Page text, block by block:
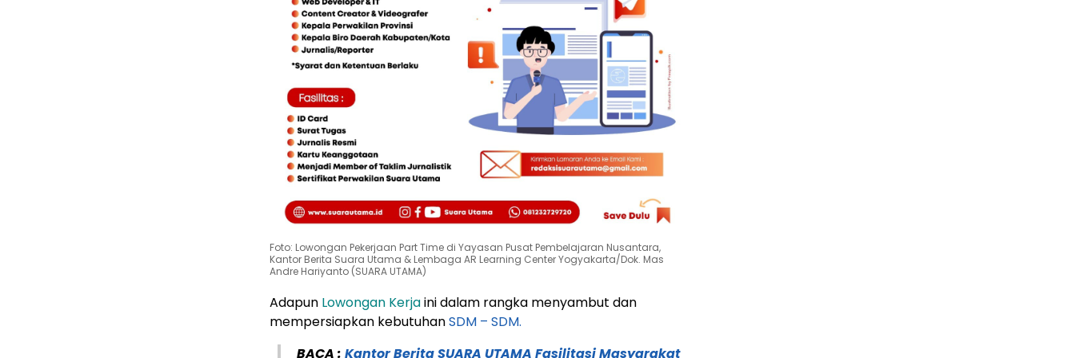
Foto: Lowongan Pekerjaan Part Time di Yayasan Pusat Pembelajaran Nusantara,
Kantor Berita Suara Utama & Lembaga AR Learning Center Yogyakarta/Dok. Mas
Andre Hariyanto (SUARA UTAMA)
Adapun Lowongan Kerjaini dalam rangka menyambut dan
mempersiapkan kebutuhanSDM – SDM.
BACA : Kantor Berita SUARA UTAMA Fasilitasi Masyarakat